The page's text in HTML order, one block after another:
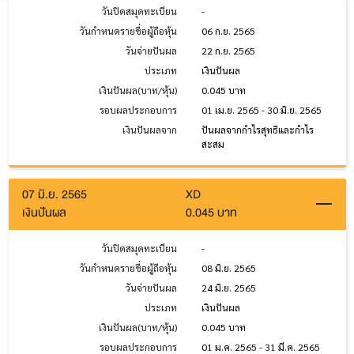
วันปิดสมุดทะเบียน
-
วันกำหนดรายชื่อผู้ถือหุ้น
06 ก.ย. 2565
วันจ่ายปันผล
22 ก.ย. 2565
ประเภท
เงินปันผล
เงินปันผล(บาท/หุ้น)
0.045 บาท
รอบผลประกอบการ
01 เม.ย. 2565 - 30 มิ.ย. 2565
เงินปันผลจาก
ปันผลจากกำไรสุทธิและกำไร
สะสม
07 มิ.ย. 2565
XD
เงินปันผล
0.045 บาท
วันปิดสมุดทะเบียน
-
วันกำหนดรายชื่อผู้ถือหุ้น
08 มิ.ย. 2565
วันจ่ายปันผล
24 มิ.ย. 2565
ประเภท
เงินปันผล
เงินปันผล(บาท/หุ้น)
0.045 บาท
รอบผลประกอบการ
01 ม.ค. 2565 - 31 มี.ค. 2565